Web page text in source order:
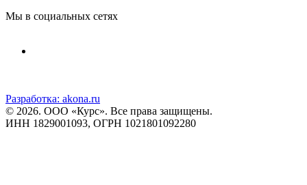
Мы в социальных сетях
Разработка: akona.ru
© 2026. ООО «Курс». Все права защищены.
ИНН 1829001093, ОГРН 1021801092280